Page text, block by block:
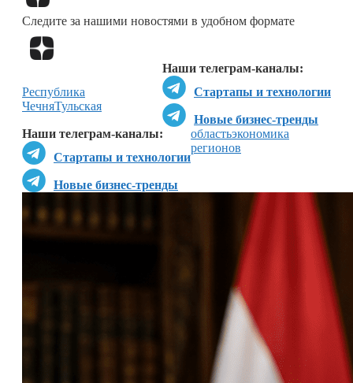
Следите за нашими новостями в удобном формате
Наши телеграм-каналы:
Стартапы и технологии
Новые бизнес-тренды
Наши телеграм-каналы:
Стартапы и технологии
Новые бизнес-тренды
Республика
ЧечняТульская
областьэкономика
регионов